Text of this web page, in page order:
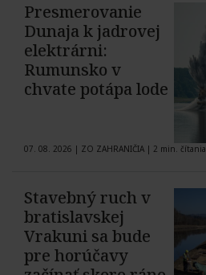
Presmerovanie
Dunaja k jadrovej
elektrárni:
Rumunsko v
chvate potápa lode
07. 08. 2026 | ZO ZAHRANIČIA | 2 min. čítania
Stavebný ruch v
bratislavskej
Vrakuni sa bude
pre horúčavy